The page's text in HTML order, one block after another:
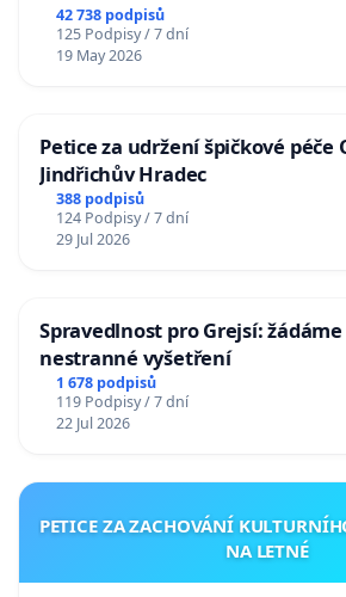
42 738 podpisů
125 Podpisy / 7 dní
19 May 2026
Petice za udržení špičkové péče
Jindřichův Hradec
388 podpisů
124 Podpisy / 7 dní
29 Jul 2026
Spravedlnost pro Grejsí:
nestranné vyšetření
1 678 podpisů
119 Podpisy / 7 dní
22 Jul 2026
PETICE ZA ZACHOVÁNÍ
NA LETNÉ